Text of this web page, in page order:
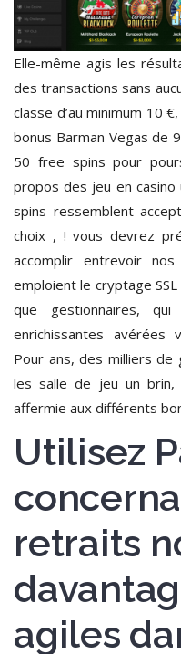
Elle-même agis les
des transactions sans
classe d’au minimum 10
bonus Barman Vegas de
50 free spins pour
propos des jeu en casino
spins ressemblent
choix , ! vous devrez
accomplir entrevoir
emploient le cryptage
que gestionnaires,
enrichissantes avérées
Pour ans, des milliers de
les salle de jeu un brin,
affermie aux différents
Utilisez
retraits
agiles